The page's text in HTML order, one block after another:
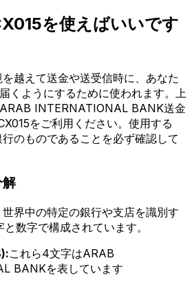
を使えばいいです
越えて送金や送受信時に、あなた
くようにするために使われます。上
INTERNATIONAL BANK送金
をご利用ください。使用する
のものであることを必ず確認して
解
界中の特定の銀行や支店を識別す
数字で構成されています。
これら4文字はARAB
BANKを表しています